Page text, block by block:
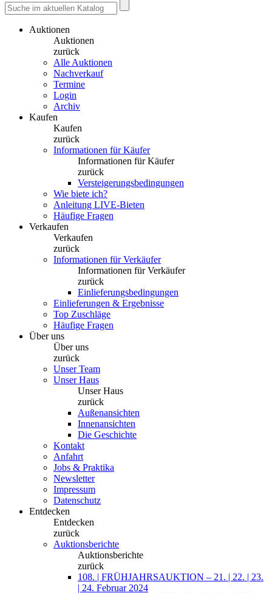
Auktionen
Auktionen
zurück
Alle Auktionen
Nachverkauf
Termine
Login
Archiv
Kaufen
Kaufen
zurück
Informationen für Käufer
Informationen für Käufer
zurück
Versteigerungsbedingungen
Wie biete ich?
Anleitung LIVE-Bieten
Häufige Fragen
Verkaufen
Verkaufen
zurück
Informationen für Verkäufer
Informationen für Verkäufer
zurück
Einlieferungsbedingungen
Einlieferungen & Ergebnisse
Top Zuschläge
Häufige Fragen
Über uns
Über uns
zurück
Unser Team
Unser Haus
Unser Haus
zurück
Außenansichten
Innenansichten
Die Geschichte
Kontakt
Anfahrt
Jobs & Praktika
Newsletter
Impressum
Datenschutz
Entdecken
Entdecken
zurück
Auktionsberichte
Auktionsberichte
zurück
108. | FRÜHJAHRSAUKTION – 21. | 22. | 23.
| 24. Februar 2024